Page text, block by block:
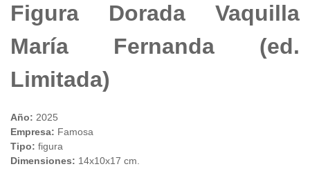
Figura Dorada Vaquilla
María Fernanda (ed.
Limitada)
Año: 2025
Empresa: Famosa
Tipo: figura
Dimensiones: 14x10x17 cm.